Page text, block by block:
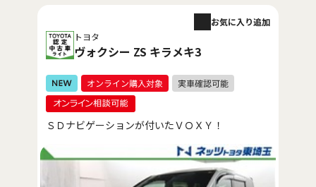
トヨタ
ヴォクシー ZS キラメキ3
お気に入り追加
ＳＤナビゲーションが付いたＶＯＸＹ！